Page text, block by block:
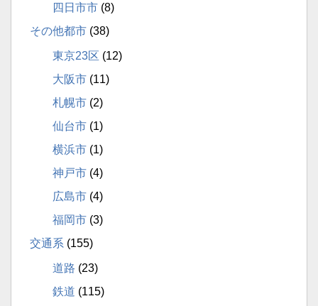
四日市市 (8)
その他都市 (38)
東京23区 (12)
大阪市 (11)
札幌市 (2)
仙台市 (1)
横浜市 (1)
神戸市 (4)
広島市 (4)
福岡市 (3)
交通系 (155)
道路 (23)
鉄道 (115)